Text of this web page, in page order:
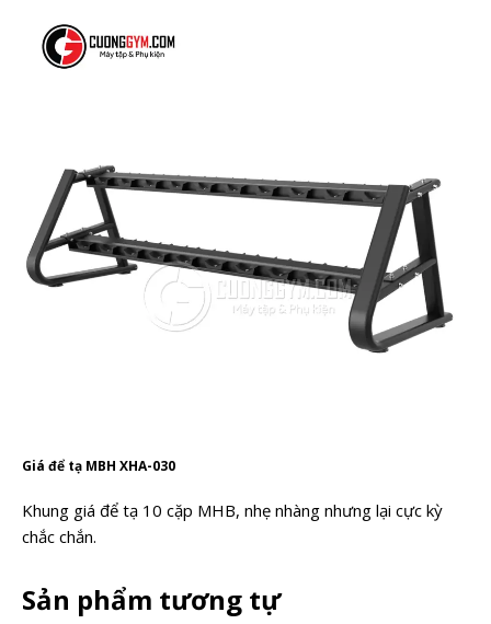
Giá để tạ MBH XHA-030
Khung giá để tạ 10 cặp MHB, nhẹ nhàng nhưng lại cực kỳ
chắc chắn.
Sản phẩm tương tự